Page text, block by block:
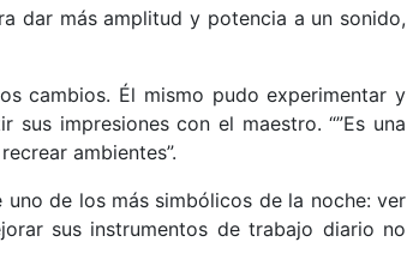
dar más amplitud y potencia a un sonido,
cambios. Él mismo pudo experimentar y
impresiones con el maestro. “”Es una
ambientes”.
de los más simbólicos de la noche: ver
sus instrumentos de trabajo diario no